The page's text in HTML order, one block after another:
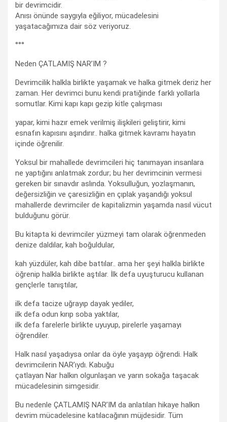
bir devrimcidir.
Anısı önünde saygıyla eğiliyor, mücadelesini
yaşatacağımıza dair söz veriyoruz.
°°°
Neden ÇATLAMIŞ NAR’IM ?
Devrimcilik halkla birlikte yaşamak ve halka gitmek deriz her
zaman. Her devrimci bunu kendi pratiğinde farklı yollarla
somutlar. Kimi kapı kapı gezip kitle çalışması
yapar, kimi hazır emek verilmiş ilişkileri geliştirir, kimi
esnafın kapısını aşındırır.. halka gitmek kavramı hayatın
içinde öğrenilir.
Yoksul bir mahallede devrimcileri hiç tanımayan insanlara
ne yaptığını anlatmak zordur; bu her devrimcinin vermesi
gereken bir sınavdır aslında. Yoksulluğun, yozlaşmanın,
değersizliğin ve çaresizliğin en çıplak yaşandığı yoksul
mahallerde devrimciler de kapitalizmin yaşamda nasıl vücut
bulduğunu görür.
Bu kitapta ki devrimciler yüzmeyi tam olarak öğrenmeden
denize daldılar, kah boğuldular,
kah yüzdüler, kah dibe battılar.. ama her şeyi halkla birlikte
öğrenip halkla birlikte aştılar. İlk defa uyuşturucu kullanan
gençlerle tanıştılar,
ilk defa tacize uğrayıp dayak yediler,
ilk defa odun kırıp soba yaktılar,
ilk defa farelerle birlikte uyuyup, pirelerle yaşamayı
öğrendiler.
Halk nasıl yaşadıysa onlar da öyle yaşayıp öğrendi. Halk
devrimcilerin NAR’ıydı. Kabuğu
çatlayan Nar halkın olgunlaşan ve yarın sokağa taşacak
mücadelesinin simgesidir.
Bu nedenle ÇATLAMIŞ NAR’IM da anlatılan hikaye halkın
devrim mücadelesine katılacağının müjdesidir. Tüm